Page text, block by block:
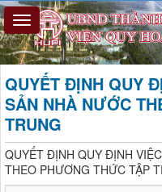
QUYẾT ĐỊNH QUY
SẢN NHÀ NƯỚC
TRUNG
QUYẾT ĐỊNH QUY ĐỊNH
THEO PHƯƠNG THỨC TẬP